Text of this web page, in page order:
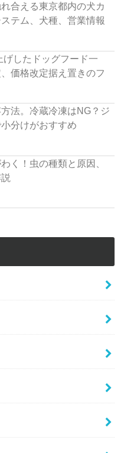
れ合える東京都内の犬カ
テム、犬種、営業情報
げしたドッグフード一
価格改定据え置きのフ
法。冷蔵冷凍はNG？ジ
分けがおすすめ
く！虫の種類と原因、